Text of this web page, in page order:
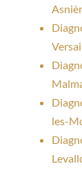
les-